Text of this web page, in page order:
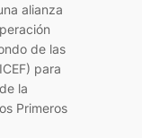
alianza
de las
para
la
Primeros